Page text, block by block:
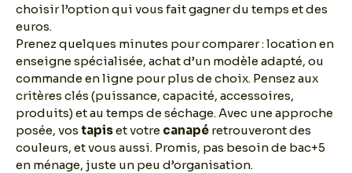
choisir l’option qui vous fait gagner du temps et des
euros.
Prenez quelques minutes pour comparer : location en
enseigne spécialisée, achat d’un modèle adapté, ou
commande en ligne pour plus de choix. Pensez aux
critères clés (puissance, capacité, accessoires,
produits) et au temps de séchage. Avec une approche
posée, vos tapiset votre canapé retrouveront des
couleurs, et vous aussi. Promis, pas besoin de bac+5
en ménage, juste un peu d’organisation.